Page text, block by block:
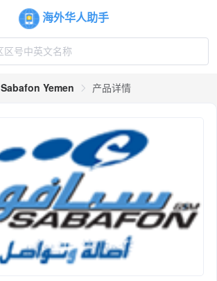
海外华人助手
Sabafon Yemen 产品详情